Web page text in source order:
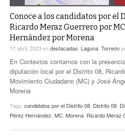
A TODA LEY
ENTRE LAGUNEROS
ACTUALIDADES GREM
PULSO
Conoce a los candidatos por el
Ricardo Meraz Guerrero por
Hernández por Morena
17 abril, 2023endestacadas Laguna Torreón
En Contextos contamos con la
diputación local por el Distrito 08,
Movimiento Ciudadano (MC) y José
Morena
Tags: candidatos por el Distrito 08 Distrito 08
Pérez Hernández MC Morena Ricardo Meraz